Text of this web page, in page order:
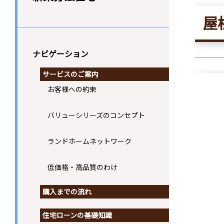
屋
ナビゲーション
サービスのご案内
お客様への約束
バリューシリーズのコンセプト
ランドホームネットワーク
低価格・高品質のわけ
購入までの流れ
住宅ローンの基礎知識